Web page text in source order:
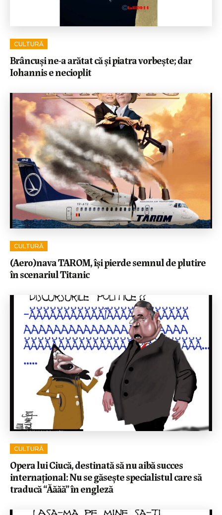
CULTURĂ
Brâncuși ne-a arătat că și piatra vorbește; dar
Iohannis e necioplit
CULTURĂ
(Aero)nava TAROM, își pierde semnul de plutire
în scenariul Titanic
CULTURĂ
Opera lui Ciucă, destinată să nu aibă succes
internațional: Nu se găsește specialistul care să
traducă “Ăăăă” în engleză